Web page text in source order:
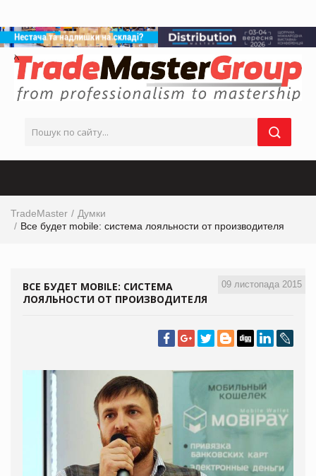
TradeMaster
Думки
Все будет mobile: система лояльности от производителя
09 листопада 2015
ВСЕ БУДЕТ MOBILE: СИСТЕМА
ЛОЯЛЬНОСТИ ОТ ПРОИЗВОДИТЕЛЯ